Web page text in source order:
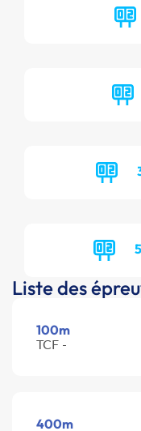
Liste des
100m
TCF -
400m